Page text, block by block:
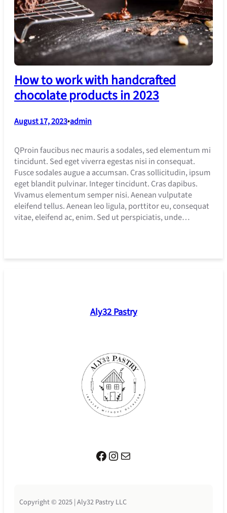
How to work with handcrafted
chocolate products in 2023
August 17, 2023•admin
QProin faucibus nec mauris a sodales, sed elementum mi
tincidunt. Sed eget viverra egestas nisi in consequat.
Fusce sodales augue a accumsan. Cras sollicitudin, ipsum
eget blandit pulvinar. Integer tincidunt. Cras dapibus.
Vivamus elementum semper nisi. Aenean vulputate
eleifend tellus. Aenean leo ligula, porttitor eu, consequat
vitae, eleifend ac, enim. Sed ut perspiciatis, unde…
Aly32 Pastry
Facebook Instagram Mail
Copyright © 2025 | Aly32 Pastry LLC